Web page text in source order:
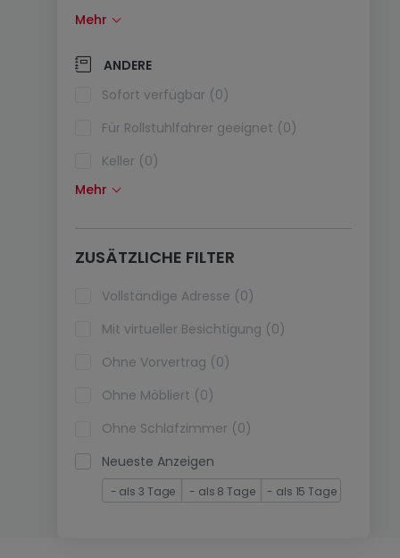
Solarzellen (0)
Wärmepumpe (0)
Klimaanlagen (0)
Glasfaser (0)
Mehr
ANDERE
Sofort verfügbar (0)
Für Rollstuhlfahrer geeignet (0)
Keller (0)
Dachboden (0)
Fahrstuhl (0)
Haustiere erlaubt (0)
Ferienimmobilien (0)
Mehr
ZUSÄTZLICHE FILTER
Vollständige Adresse (0)
Mit virtueller Besichtigung (0)
Ohne Vorvertrag (0)
Ohne Möbliert (0)
Ohne Schlafzimmer (0)
Neueste Anzeigen
- als 3 Tage - als 8 Tage - als 15 Tage